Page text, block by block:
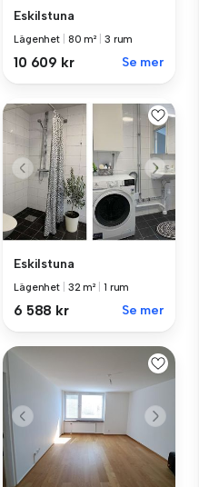
Eskilstuna
Lägenhet 80 m² 3 rum
10 609 kr Se mer
Eskilstuna
Lägenhet 32 m² 1 rum
6 588 kr Se mer